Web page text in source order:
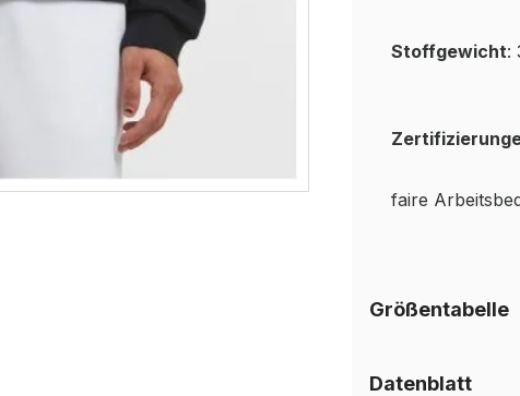
Stoffgewicht:
faire
Größentabelle
Datenblatt